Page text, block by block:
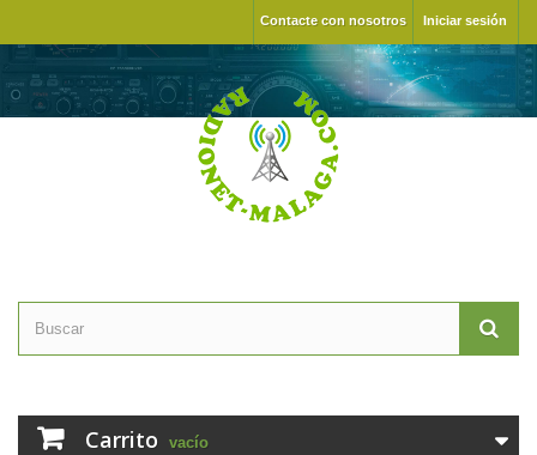
Iniciar sesión
Contacte con nosotros
Carrito vacío